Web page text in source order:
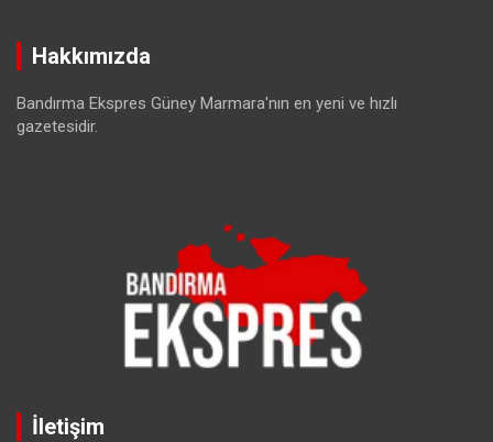
Hakkımızda
Bandırma Ekspres Güney Marmara'nın en yeni ve hızlı
gazetesidir.
İletişim